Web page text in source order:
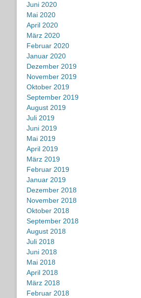
Juni 2020
Mai 2020
April 2020
März 2020
Februar 2020
Januar 2020
Dezember 2019
November 2019
Oktober 2019
September 2019
August 2019
Juli 2019
Juni 2019
Mai 2019
April 2019
März 2019
Februar 2019
Januar 2019
Dezember 2018
November 2018
Oktober 2018
September 2018
August 2018
Juli 2018
Juni 2018
Mai 2018
April 2018
März 2018
Februar 2018